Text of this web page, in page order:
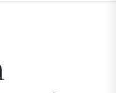
sin egen